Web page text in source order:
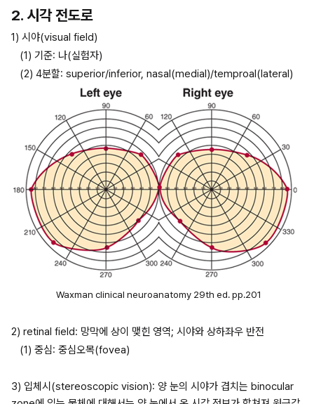
2. 시각 전도로
1) 시야(visual field)
(1) 기준: 나(실험자)
(2) 4분할: superior/inferior, nasal(medial)/temproal(lateral)
Waxman clinical neuroanatomy 29th ed. pp.201
2) retinal field: 망막에 상이 맺힌 영역; 시야와 상하좌우 반전
(1) 중심: 중심오목(fovea)
3) 입체시(stereoscopic vision): 양 눈의 시야가 겹치는 binocular